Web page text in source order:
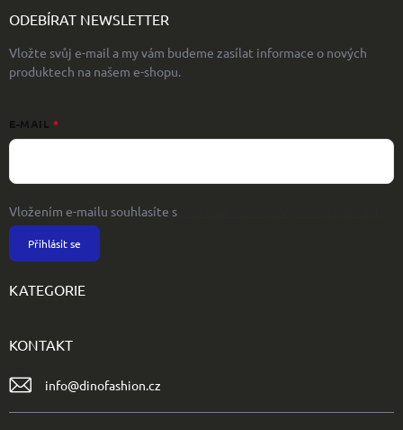
ODEBÍRAT NEWSLETTER
Vložte svůj e-mail a my vám budeme zasílat informace o nových
produktech na našem e-shopu.
E-MAIL
Vložením e-mailu souhlasíte s
Přihlásit se
KATEGORIE
KONTAKT
info@dinofashion.cz